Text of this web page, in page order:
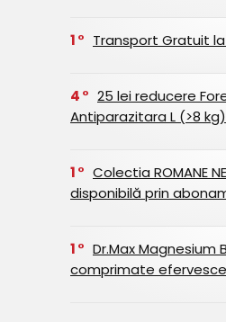
1 Transport Gratuit
4
25 lei reducere
Antiparazitara L (>8 kg)
1
Colectia ROMANE
disponibilă prin
1
Dr.Max Magnesium
comprimate